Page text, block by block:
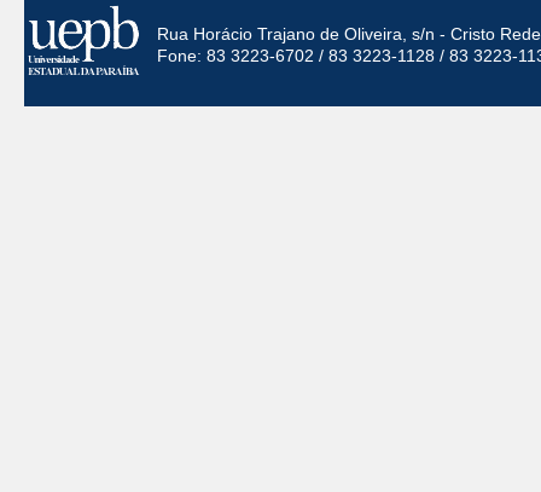
Rua Horácio Trajano de Oliveira, s/n - Cristo
Fone: 83 3223-6702 / 83 3223-1128 / 83 3223-